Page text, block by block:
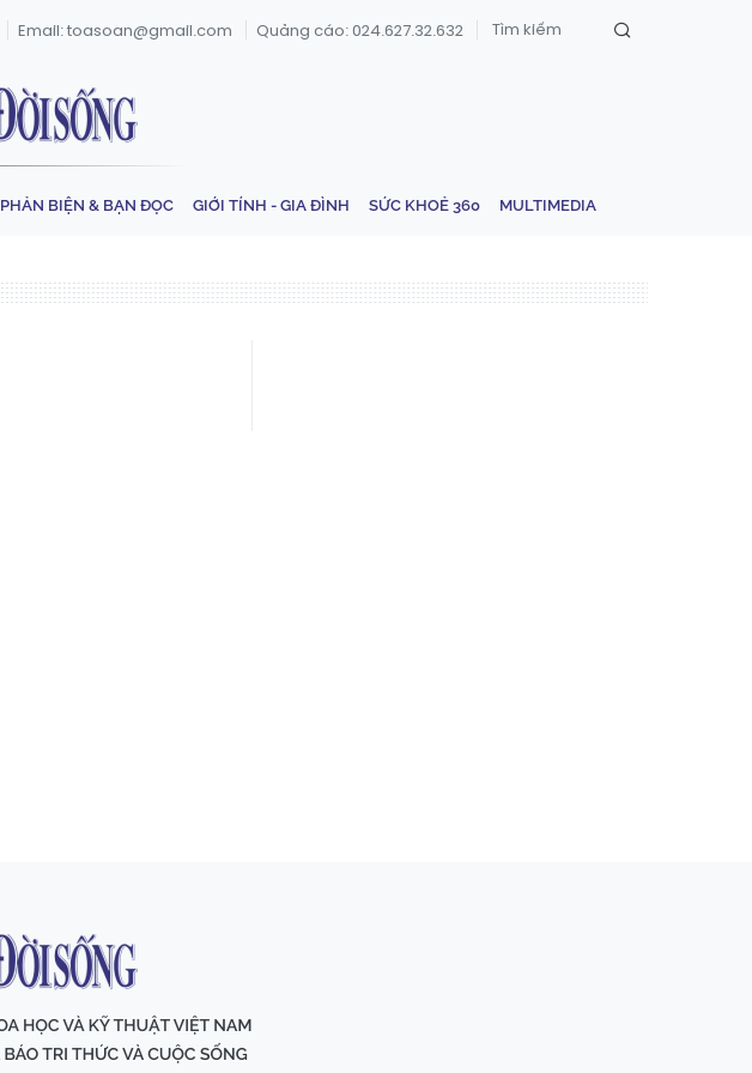
Email: toasoan@gmail.com Quảng cáo: 024.627.32.632
PHẢN BIỆN & BẠN ĐỌC GIỚI TÍNH - GIA ĐÌNH SỨC KHOẺ 360 MULTIMEDIA